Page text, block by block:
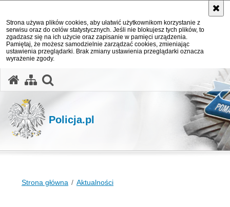
Strona używa plików cookies, aby ułatwić użytkownikom korzystanie z
serwisu oraz do celów statystycznych. Jeśli nie blokujesz tych plików, to
zgadzasz się na ich użycie oraz zapisanie w pamięci urządzenia.
Pamiętaj, że możesz samodzielnie zarządzać cookies, zmieniając
ustawienia przeglądarki. Brak zmiany ustawienia przeglądarki oznacza
wyrażenie zgody.
Policja.pl
Strona główna Aktualności